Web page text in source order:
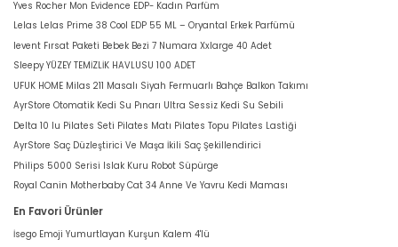
Yves Rocher Mon Evidence EDP- Kadın Parfüm
Lelas Lelas Prime 38 Cool EDP 55 ML – Oryantal Erkek Parfümü
levent Fırsat Paketi Bebek Bezi 7 Numara Xxlarge 40 Adet
Sleepy YÜZEY TEMİZLİK HAVLUSU 100 ADET
UFUK HOME Milas 211 Masalı Siyah Fermuarlı Bahçe Balkon Takımı
AyrStore Otomatik Kedi Su Pınarı Ultra Sessiz Kedi Su Sebili
Delta 10 lu Pilates Seti Pilates Matı Pilates Topu Pilates Lastiği
AyrStore Saç Düzleştirici Ve Maşa İkili Saç Şekillendirici
Philips 5000 Serisi Islak Kuru Robot Süpürge
Royal Canin Motherbaby Cat 34 Anne Ve Yavru Kedi Maması
En Favori Ürünler
İsego Emoji Yumurtlayan Kurşun Kalem 4'lü